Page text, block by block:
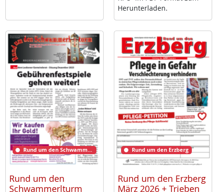
Her­un­ter­la­den.
Rund um den Schwammerlturm
Rund um den
Schwammerlturm
Rund um den Erzberg
Rund um den Erzberg
März 2026 + Trieben